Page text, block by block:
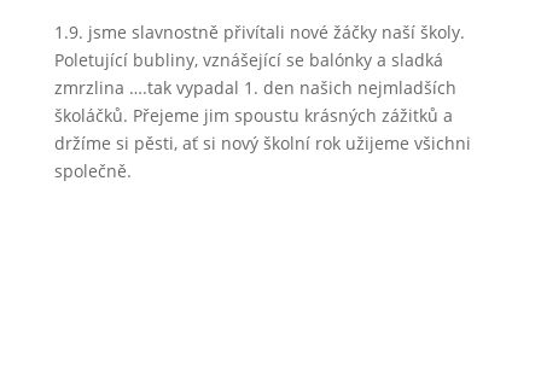
1.9. jsme slavnostně přivítali nové žáčky naší školy.
Poletující bubliny, vznášející se balónky a sladká
zmrzlina ….tak vypadal 1. den našich nejmladších
školáčků. Přejeme jim spoustu krásných zážitků a
držíme si pěsti, ať si nový školní rok užijeme všichni
společně.